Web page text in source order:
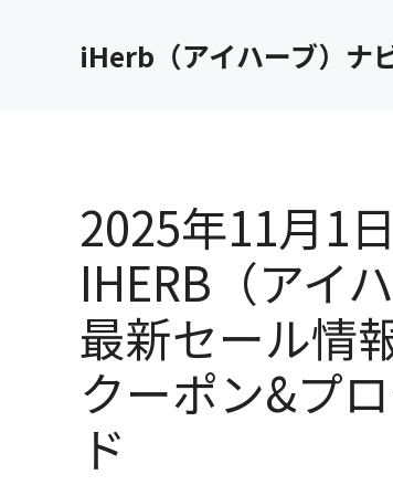
iHerb（アイハーブ）ナ
2025年11月1日
IHERB（アイハ
最新セール情
クーポン&プ
ド